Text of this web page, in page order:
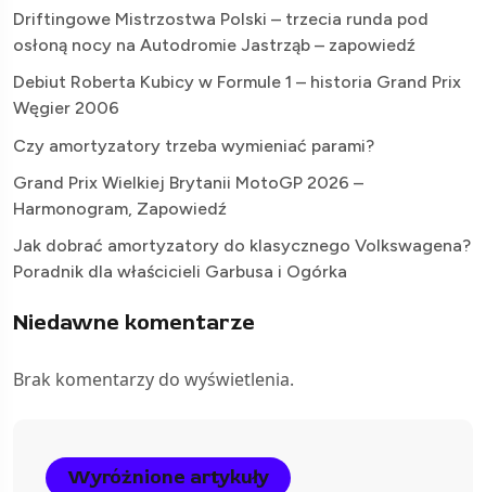
Driftingowe Mistrzostwa Polski – trzecia runda pod
osłoną nocy na Autodromie Jastrząb – zapowiedź
Debiut Roberta Kubicy w Formule 1 – historia Grand Prix
Węgier 2006
Czy amortyzatory trzeba wymieniać parami?
Grand Prix Wielkiej Brytanii MotoGP 2026 –
Harmonogram, Zapowiedź
Jak dobrać amortyzatory do klasycznego Volkswagena?
Poradnik dla właścicieli Garbusa i Ogórka
Niedawne komentarze
Brak komentarzy do wyświetlenia.
Wyróżnione artykuły